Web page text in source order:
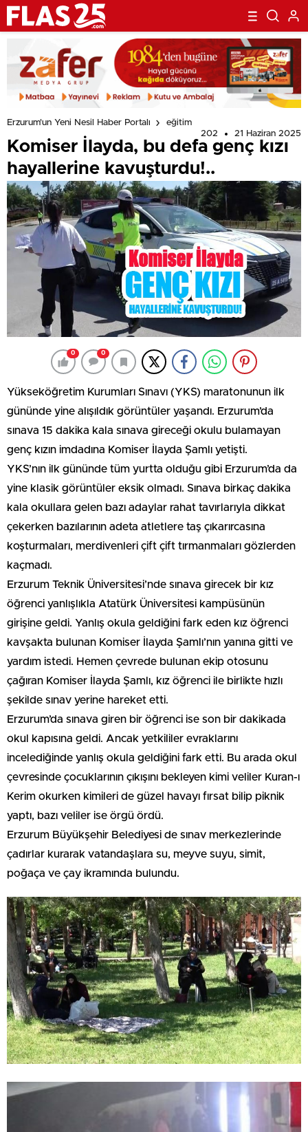
Erzurum'un Yeni Nesil Haber Portalı
eğitim
202
21 Haziran 2025
Komiser İlayda, bu defa genç kızı
hayallerine kavuşturdu!..
0 0
Yükseköğretim Kurumları Sınavı (YKS) maratonunun ilk
gününde yine alışıldık görüntüler yaşandı. Erzurum’da
sınava 15 dakika kala sınava gireceği okulu bulamayan
genç kızın imdadına Komiser İlayda Şamlı yetişti.
YKS’nın ilk gününde tüm yurtta olduğu gibi Erzurum’da da
yine klasik görüntüler eksik olmadı. Sınava birkaç dakika
kala okullara gelen bazı adaylar rahat tavırlarıyla dikkat
çekerken bazılarının adeta atletlere taş çıkarırcasına
koşturmaları, merdivenleri çift çift tırmanmaları gözlerden
kaçmadı.
Erzurum Teknik Üniversitesi’nde sınava girecek bir kız
öğrenci yanlışlıkla Atatürk Üniversitesi kampüsünün
girişine geldi. Yanlış okula geldiğini fark eden kız öğrenci
kavşakta bulunan Komiser İlayda Şamlı’nın yanına gitti ve
yardım istedi. Hemen çevrede bulunan ekip otosunu
çağıran Komiser İlayda Şamlı, kız öğrenci ile birlikte hızlı
şekilde sınav yerine hareket etti.
Erzurum’da sınava giren bir öğrenci ise son bir dakikada
okul kapısına geldi. Ancak yetkililer evraklarını
incelediğinde yanlış okula geldiğini fark etti. Bu arada okul
çevresinde çocuklarının çıkışını bekleyen kimi veliler Kuran-ı
Kerim okurken kimileri de güzel havayı fırsat bilip piknik
yaptı, bazı veliler ise örgü ördü.
Erzurum Büyükşehir Belediyesi de sınav merkezlerinde
çadırlar kurarak vatandaşlara su, meyve suyu, simit,
poğaça ve çay ikramında bulundu.